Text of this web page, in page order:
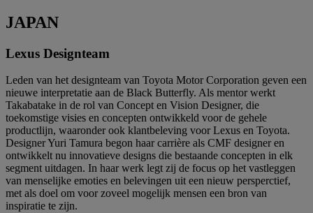
JAPAN
Lexus Designteam
Leden van het designteam van Toyota Motor Corporation geven een
nieuwe interpretatie aan de Black Butterfly. Als mentor werkt
Takabatake in de rol van Concept en Vision Designer, die
toekomstige visies en concepten ontwikkeld voor de gehele
productlijn, waaronder ook klantbeleving voor Lexus en Toyota.
Designer Yuri Tamura begon haar carrière als CMF designer en
ontwikkelt nu innovatieve designs die bestaande concepten in elk
segment uitdagen. In haar werk legt zij de focus op het vastleggen
van menselijke emoties en belevingen uit een nieuw persperctief,
met als doel om voor zoveel mogelijk mensen een bron van
inspiratie te zijn.